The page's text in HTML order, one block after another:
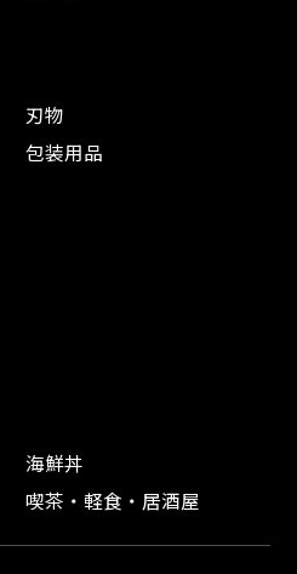
刃物
包装用品
海鮮丼
喫茶・軽食・居酒屋